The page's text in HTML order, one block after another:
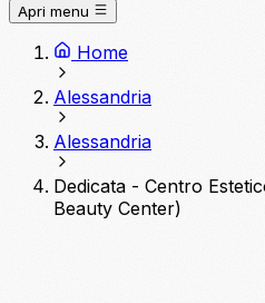
Apri menu
Home
Alessandria
Alessandria
Dedicata - Centro
Beauty Center)